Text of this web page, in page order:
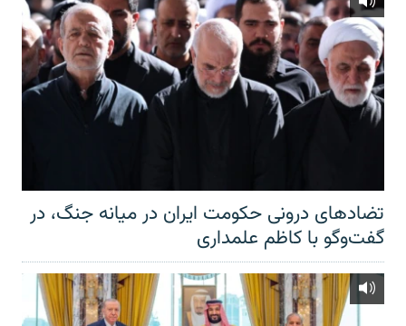
تضادهای درونی حکومت ایران در میانه جنگ، در
گفت‌‌وگو با کاظم علمداری